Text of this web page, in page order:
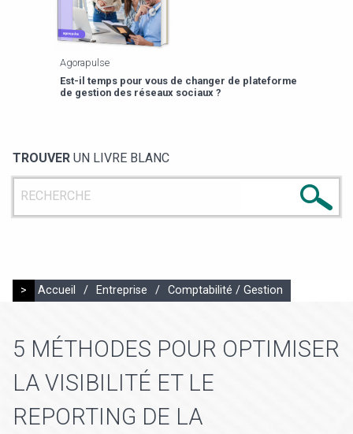
Agorapulse
Est-il temps pour vous de changer de plateforme
de gestion des réseaux sociaux ?
TROUVER UN LIVRE BLANC
> Accueil / Entreprise / Comptabilité / Gestion
5 MÉTHODES POUR OPTIMISER
LA VISIBILITÉ ET LE
REPORTING DE LA